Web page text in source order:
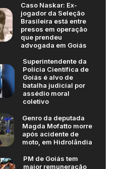
Caso Naskar: Ex-
jogador da Seleção
Brasileira está entre
presos em operação
que prendeu
advogada em Goiás
Superintendente da
Polícia Científica de
Goiás é alvo de
batalha judicial por
assédio moral
coletivo
Genro da deputada
Magda Mofatto morre
após acidente de
moto, em Hidrolândia
PM de Goiás tem
maior remuneração